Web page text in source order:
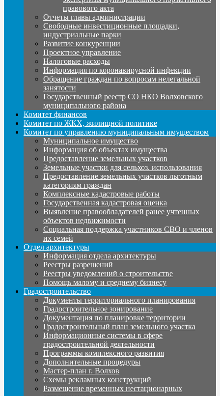
правового акта
Отчеты главы администрации
Свободные инвестиционные площадки,
индустриальные парки
Развитие конкуренции
Проектное управление
Налоговые расходы
Информация по коронавирусной инфекции
Обращение граждан по вопросам нелегальной
занятости
Государственный реестр СО НКО Волховского
муниципального района
Комитет финансов
Комитет по ЖКХ, жилищной политике
Комитет по управлению муниципальным имуществом
Муниципальное имущество
Информация об объектах имущества
Предоставление земельных участков
Земельные участки для сельхоз. использования
Предоставление земельных участков льготным
категориям граждан
Комплексные кадастровые работы
Государственная кадастровая оценка
Выявление правообладателей ранее учтенных
объектов недвижимости
Социальная поддержка участников СВО и членов
их семей
Отдел архитектуры
Информация отдела архитектуры
Реестры разрешений
Реестры уведомлений о строительстве
Помощь малому и среднему бизнесу
Градостроительство
Документы территориального планирования
Градостроительное зонирование
Документация по планировке территории
Градостроительный план земельного участка
Информационные системы в сфере
градостроительной деятельности
Программы комплексного развития
Дополнительные процедуры
Мастер-план г. Волхов
Схемы рекламных конструкций
Размещение временных нестационарных